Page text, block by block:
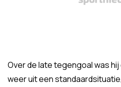
Over de late tegengoal was
weer uit een